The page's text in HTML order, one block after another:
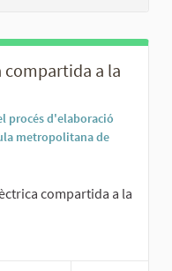
a la
procés d'elaboració
metropolitana de
compartida a la
Transport privat